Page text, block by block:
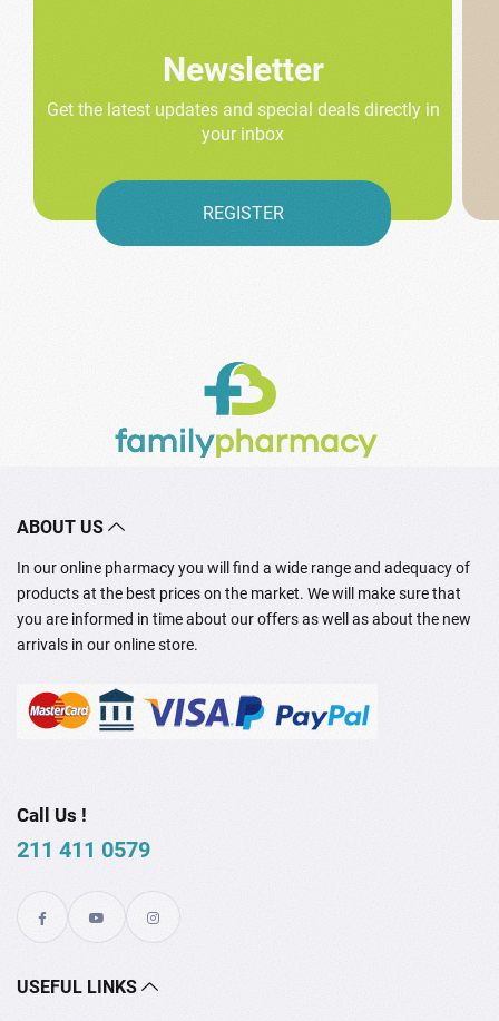
Newsletter
Get the latest updates and special deals directly in
your inbox
REGISTER
ABOUT US
In our online pharmacy you will find a wide range and adequacy of
products at the best prices on the market. We will make sure that
you are informed in time about our offers as well as about the new
arrivals in our online store.
Call Us !
211 411 0579
USEFUL LINKS